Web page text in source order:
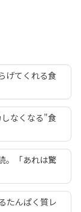
てくれる食
なくなる"食
。「あれは驚
たんぱく質レ